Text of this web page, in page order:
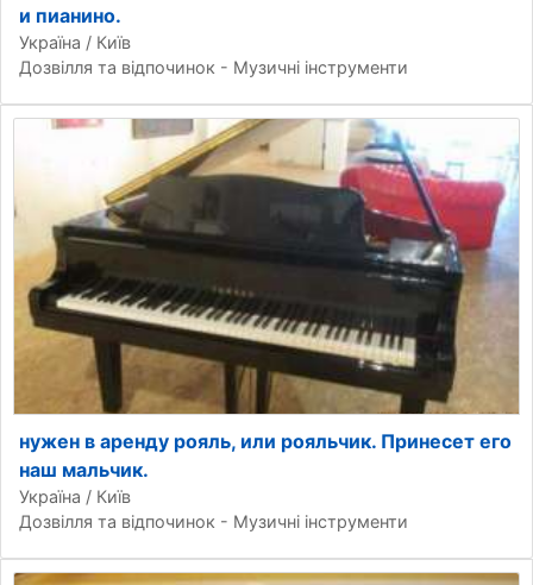
и пианино.
Україна / Київ
Дозвілля та відпочинок - Музичні інструменти
нужен в аренду рояль, или рояльчик. Принесет его
наш мальчик.
Україна / Київ
Дозвілля та відпочинок - Музичні інструменти